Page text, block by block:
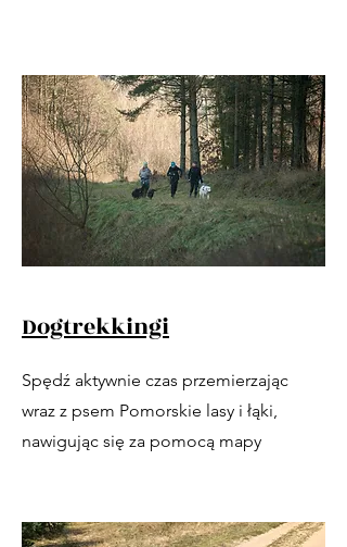
Dogtrekkingi
Spędź aktywnie czas przemierzając
wraz z psem Pomorskie lasy i łąki,
nawigując się za pomocą mapy